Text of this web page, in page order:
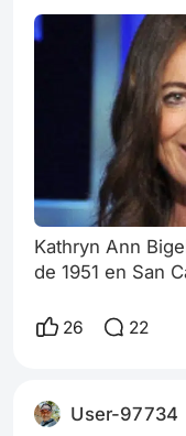
Kathryn Ann
de 1951 en San
estadounidense,
para
tradicionalmente
26 22
User-97734